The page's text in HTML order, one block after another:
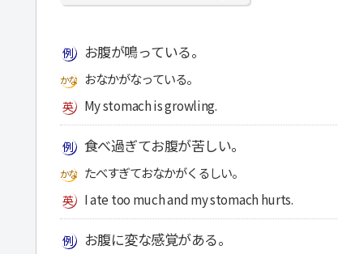
お腹が鳴っている。
おなかがなっている。
My stomach is growling.
食べ過ぎてお腹が苦しい。
たべすぎておなかがくるしい。
I ate too much and my stomach hurts.
お腹に変な感覚がある。